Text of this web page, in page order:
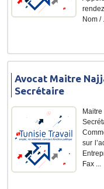
Nom / ...
Avocat Maitre
Secrétaire
sur
Fax ...